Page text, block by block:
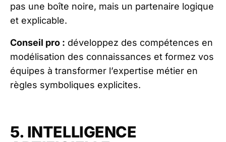
pas une boîte noire, mais un partenaire logique
et explicable.
Conseil pro : développez des compétences en
modélisation des connaissances et formez vos
équipes à transformer l’expertise métier en
règles symboliques explicites.
5. INTELLIGENCE